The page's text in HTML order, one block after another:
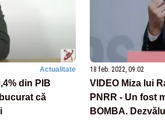
Actualitate
din PIB
că
18 feb. 2022, 09:02
VIDEO Miza lui
PNRR - Un fost
BOMBA.